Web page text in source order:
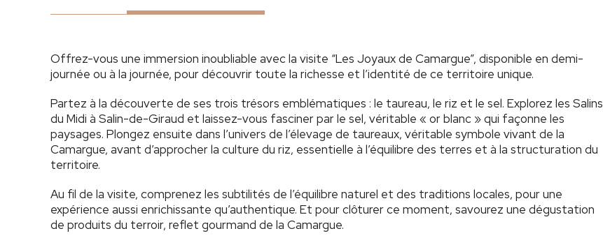
Offrez-vous une immersion inoubliable avec la visite “Les Joyaux de Camargue”, disponible en demi-
journée ou à la journée, pour découvrir toute la richesse et l’identité de ce territoire unique.
Partez à la découverte de ses trois trésors emblématiques : le taureau, le riz et le sel. Explorez les Salins
du Midi à Salin-de-Giraud et laissez-vous fasciner par le sel, véritable « or blanc » qui façonne les
paysages. Plongez ensuite dans l’univers de l’élevage de taureaux, véritable symbole vivant de la
Camargue, avant d’approcher la culture du riz, essentielle à l’équilibre des terres et à la structuration du
territoire.
Au fil de la visite, comprenez les subtilités de l’équilibre naturel et des traditions locales, pour une
expérience aussi enrichissante qu’authentique. Et pour clôturer ce moment, savourez une dégustation
de produits du terroir, reflet gourmand de la Camargue.